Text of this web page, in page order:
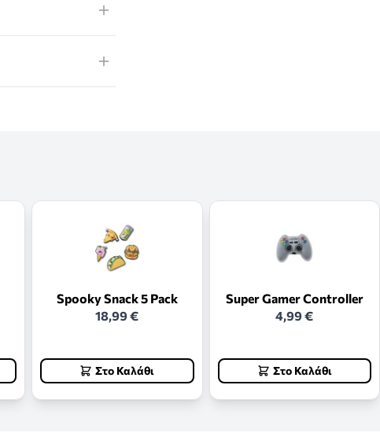
Spooky Snack 5 Pack
18,99 €
Στο Καλάθι
Super Gamer Controller
4,99 €
Στο Καλάθι